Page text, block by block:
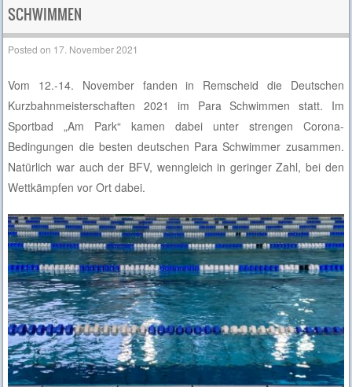
SCHWIMMEN
Posted on 17. November 2021
Vom 12.-14. November fanden in Remscheid die Deutschen
Kurzbahnmeisterschaften 2021 im Para Schwimmen statt. Im
Sportbad „Am Park“ kamen dabei unter strengen Corona-
Bedingungen die besten deutschen Para Schwimmer zusammen.
Natürlich war auch der BFV, wenngleich in geringer Zahl, bei den
Wettkämpfen vor Ort dabei.